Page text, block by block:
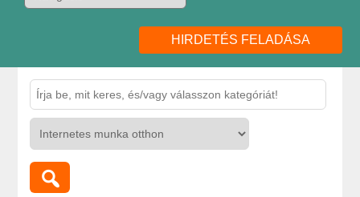
HIRDETÉS FELADÁSA